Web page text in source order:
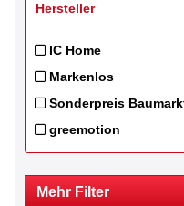
Hersteller
IC Home
Filtern nach Hersteller:
Markenlos
Filtern nach Hersteller:
Sonderpreis
Filtern nach Hersteller:
greemotion
Mehr Filter